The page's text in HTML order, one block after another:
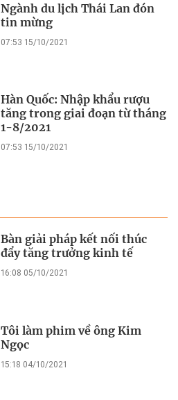
Ngành du lịch Thái Lan đón
tin mừng
07:53 15/10/2021
Hàn Quốc: Nhập khẩu rượu
tăng trong giai đoạn từ tháng
1-8/2021
07:53 15/10/2021
Bàn giải pháp kết nối thúc
đẩy tăng trưởng kinh tế
16:08 05/10/2021
Tôi làm phim về ông Kim
Ngọc
15:18 04/10/2021